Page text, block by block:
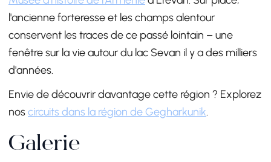
l'ancienne forteresse et les champs alentour
conservent les traces de ce passé lointain – une
fenêtre sur la vie autour du lac Sevan il y a des milliers
d'années.
Envie de découvrir davantage cette région ? Explorez
noscircuits dans la région de Gegharkunik.
Galerie